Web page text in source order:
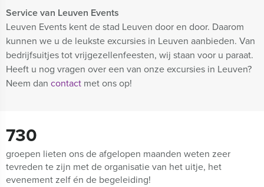
Service van Leuven Events
Leuven Events kent de stad Leuven door en door. Daarom
kunnen we u de leukste excursies in Leuven aanbieden. Van
bedrijfsuitjes tot vrijgezellenfeesten, wij staan voor u paraat.
Heeft u nog vragen over een van onze excursies in Leuven?
Neem dan contact met ons op!
730
groepen lieten ons de afgelopen maanden weten zeer
tevreden te zijn met de organisatie van het uitje, het
evenement zelf én de begeleiding!